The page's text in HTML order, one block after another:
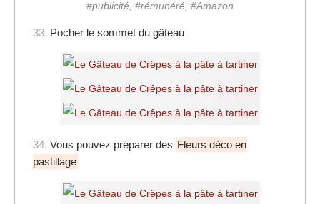
#publicité, #rémunéré, #Amazon
33. Pocher le sommet du gâteau
34. Vous pouvez préparer des Fleurs déco en
pastillage